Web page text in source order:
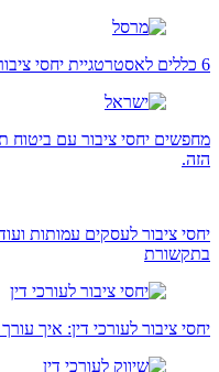
6 כללים לאסטרטגיית יחסי ציבור יצירתית
מחפשים יחסי ציבור עם
הזה.
יחסי ציבור לעסקים עמותות
בתקשורת
יחסי ציבור לעורכי דין: איך עורך